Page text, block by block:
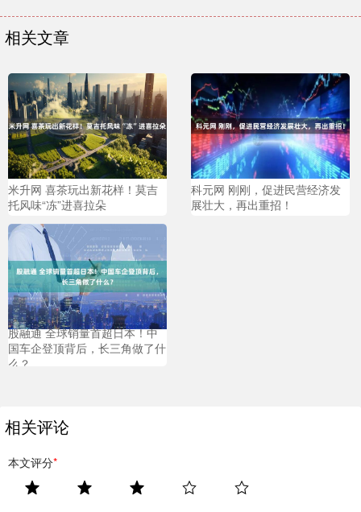
相关文章
米升网 喜茶玩出新花样！莫吉
托风味“冻”进喜拉朵
科元网 刚刚，促进民营经济发
展壮大，再出重招！
股融通 全球销量首超日本！中
国车企登顶背后，长三角做了什
么？
相关评论
本文评分*